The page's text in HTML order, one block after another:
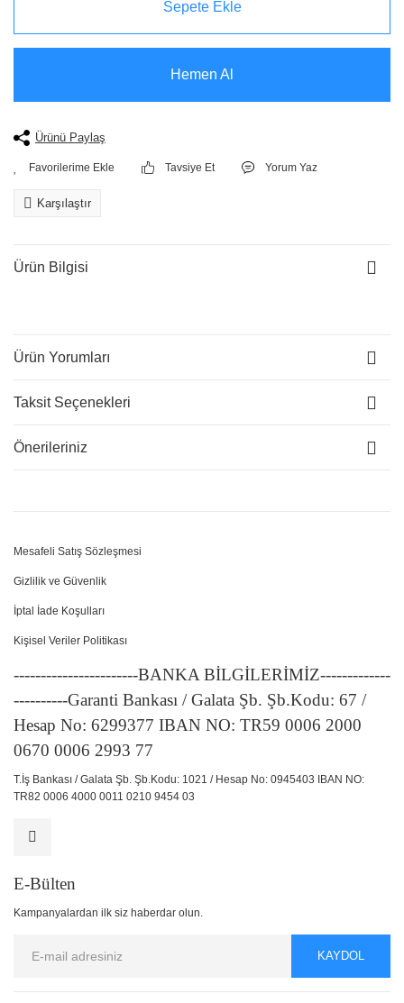
Sepete Ekle
Hemen Al
Ürünü Paylaş
Tavsiye Et Yorum Yaz
Karşılaştır
Ürün Bilgisi
Ürün Yorumları
Taksit Seçenekleri
Önerileriniz
Mesafeli Satış Sözleşmesi
Gizlilik ve Güvenlik
İptal İade Koşulları
Kişisel Veriler Politikası
-----------------------BANKA BİLGİLERİMİZ-------------
----------Garanti Bankası / Galata Şb. Şb.Kodu: 67 /
Hesap No: 6299377 IBAN NO: TR59 0006 2000
0670 0006 2993 77
T.İş Bankası / Galata Şb. Şb.Kodu: 1021 / Hesap No: 0945403 IBAN NO:
TR82 0006 4000 0011 0210 9454 03
E-Bülten
Kampanyalardan ilk siz haberdar olun.
KAYDOL